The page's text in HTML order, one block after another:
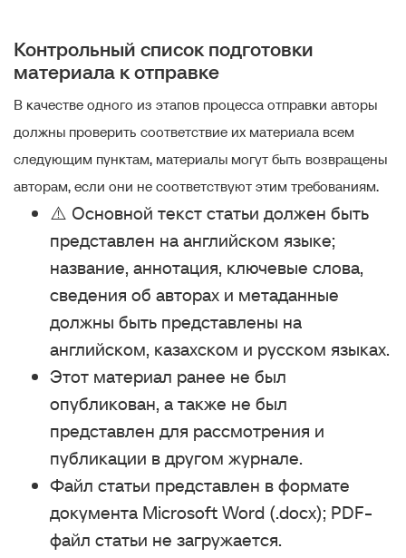
Контрольный список подготовки
материала к отправке
В качестве одного из этапов процесса отправки авторы
должны проверить соответствие их материала всем
следующим пунктам, материалы могут быть возвращены
авторам, если они не соответствуют этим требованиям.
⚠️ Основной текст статьи должен быть
представлен на английском языке;
название, аннотация, ключевые слова,
сведения об авторах и метаданные
должны быть представлены на
английском, казахском и русском языках.
Этот материал ранее не был
опубликован, а также не был
представлен для рассмотрения и
публикации в другом журнале.
Файл статьи представлен в формате
документа Microsoft Word (.docx); PDF-
файл статьи не загружается.